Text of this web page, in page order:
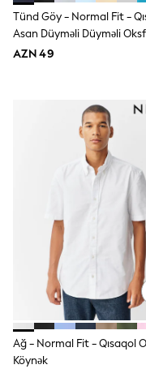
Disney
Marvel
Minecraft
Jackets
Joggers &
Shop All
Next
adidas
Baker By Ted
Vanilla
JoJo Maman
Character
Joules
Shop All
Sliders
Wellies
BABY
50-56cm
56-62cm
Tünd Göy - Normal Fit -
Asan Düyməli Düyməli
Köynək
AZN 49
Ağ - Normal Fit - Qısaqol
Köynək